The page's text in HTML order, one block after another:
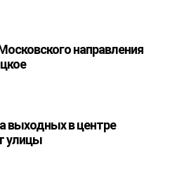
направления
выходных в центре
улицы